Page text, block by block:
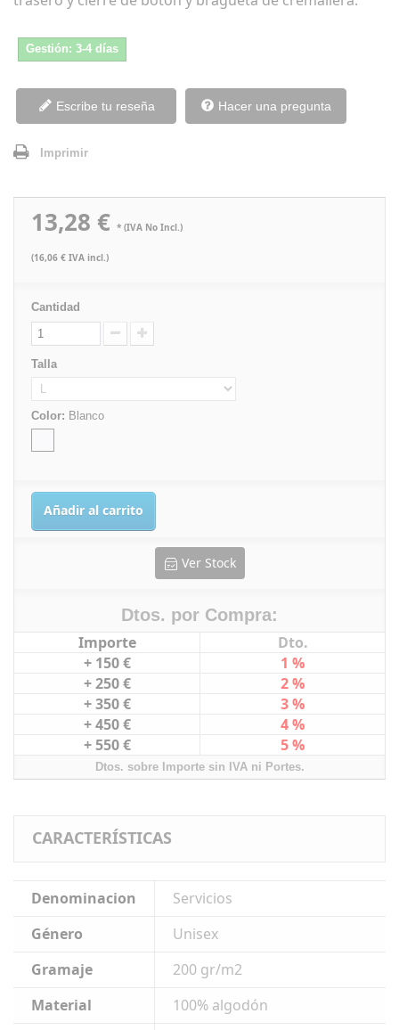
Gestión: 3-4 días
Escribe tu reseña Hacer una pregunta
Imprimir
13,28 € * (IVA No Incl.)
(16,06 € IVA incl.)
Cantidad
Talla
Color: Blanco
Añadir al carrito
Ver Stock
Dtos. por Compra:
Importe
Dto.
+ 150 €
1 %
+ 250 €
2 %
+ 350 €
3 %
+ 450 €
4 %
+ 550 €
5 %
Dtos. sobre Importe sin IVA ni Portes.
CARACTERÍSTICAS
Denominacion
Servicios
Género
Unisex
Gramaje
200 gr/m2
Material
100% algodón